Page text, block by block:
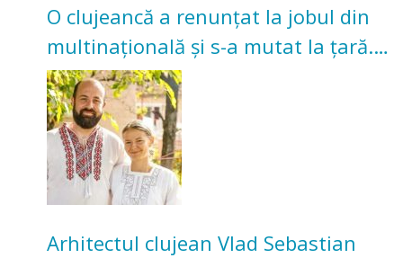
O clujeancă a renunțat la jobul din
multinațională și s-a mutat la țară.
Acum cultivă legume în grădina
bunicilor
Arhitectul clujean Vlad Sebastian